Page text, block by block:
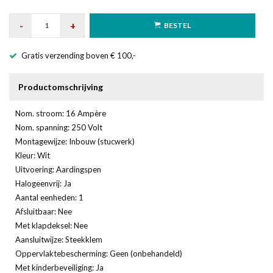
- + BESTEL
Gratis verzending boven € 100,-
Productomschrijving
Nom. stroom: 16 Ampère
Nom. spanning: 250 Volt
Montagewijze: Inbouw (stucwerk)
Kleur: Wit
Uitvoering: Aardingspen
Halogeenvrij: Ja
Aantal eenheden: 1
Afsluitbaar: Nee
Met klapdeksel: Nee
Aansluitwijze: Steekklem
Oppervlaktebescherming: Geen (onbehandeld)
Met kinderbeveiliging: Ja